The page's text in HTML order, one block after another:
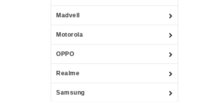
Madvell
Motorola
OPPO
Realme
Samsung